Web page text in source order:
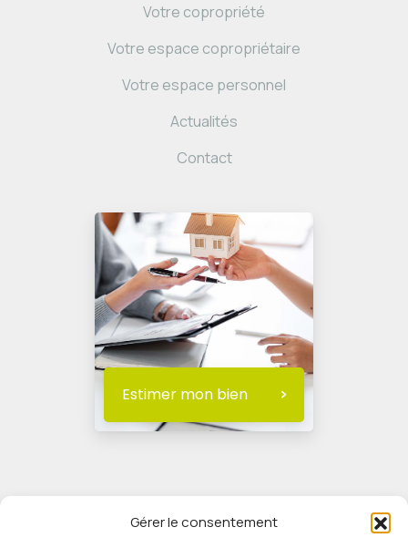
Gérer le consentement
Votre copropriété
Votre espace copropriétaire
Votre espace personnel
Actualités
Contact
Estimer mon bien